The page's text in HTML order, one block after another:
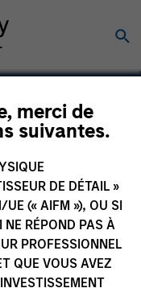
merci de
suivantes.
DE DÉTAIL »
UE (« AIFM »), OU SI
NE RÉPOND PAS À
PROFESSIONNEL
QUE VOUS AVEZ